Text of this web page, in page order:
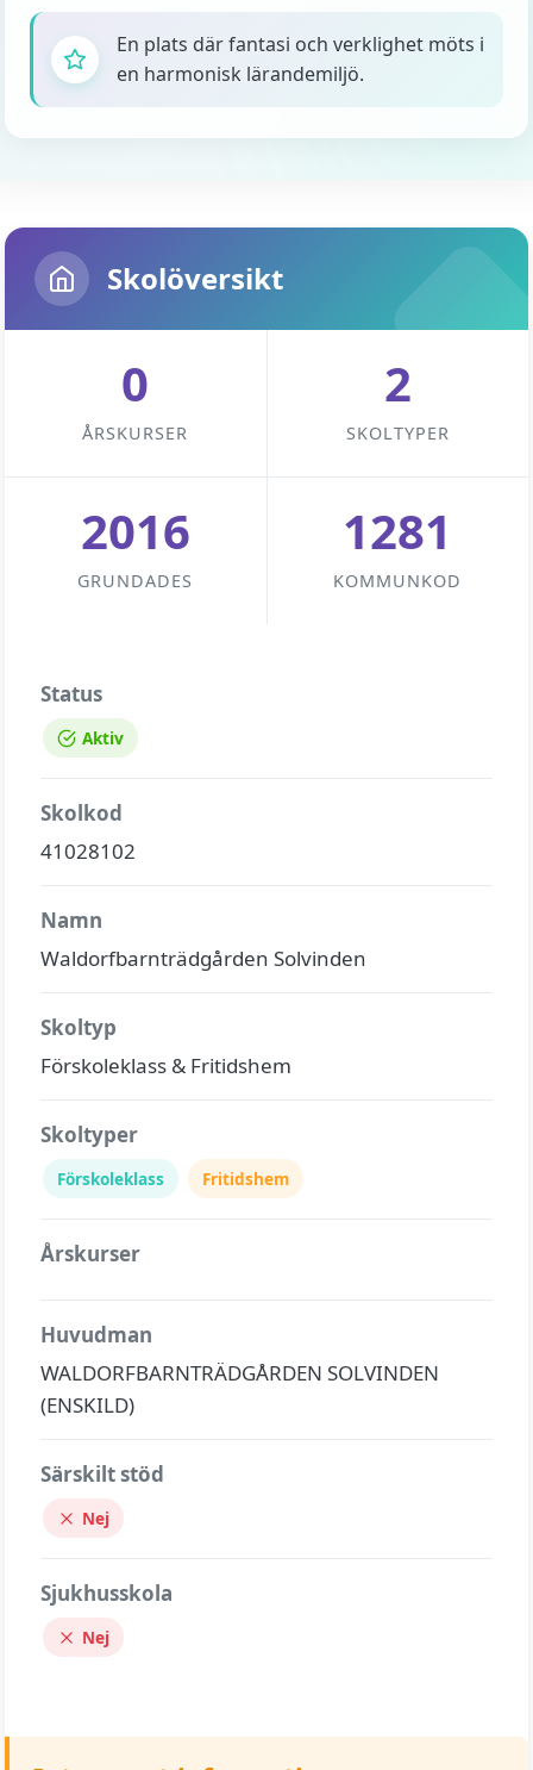
En plats där fantasi och verklighet möts i
en harmonisk lärandemiljö.
Skolöversikt
0
ÅRSKURSER
2
SKOLTYPER
2016
GRUNDADES
1281
KOMMUNKOD
Status
Aktiv
Skolkod
41028102
Namn
Waldorfbarnträdgården Solvinden
Skoltyp
Förskoleklass & Fritidshem
Skoltyper
Förskoleklass Fritidshem
Årskurser
Huvudman
WALDORFBARNTRÄDGÅRDEN SOLVINDEN
(ENSKILD)
Särskilt stöd
Nej
Sjukhusskola
Nej